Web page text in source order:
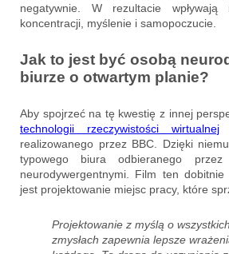
negatywnie. W rezultacie
koncentracji, myślenie i samopoczucie.
Jak to jest być osobą
biurze o otwartym planie?
Aby spojrzeć na tę kwestię z innej
technologii rzeczywistości wirtualnej
realizowanego przez BBC. Dzięki
typowego biura odbieranego
neurodywergentnymi. Film ten
jest projektowanie miejsc pracy, które
Projektowanie z myślą o
zmysłach zapewnia lepsze